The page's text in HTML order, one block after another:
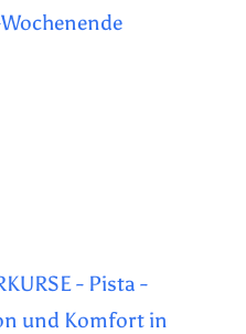
- Pista -
und Komfort in